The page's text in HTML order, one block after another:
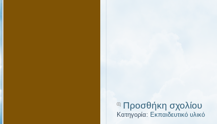
Προσθήκη σχολίου
Κατηγορία: Εκπαιδευτικό υλικό